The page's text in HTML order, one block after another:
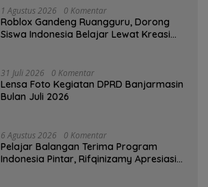
1 Agustus 2026 0 Komentar
Roblox Gandeng Ruangguru, Dorong
Siswa Indonesia Belajar Lewat Kreasi
31 Juli 2026 0 Komentar
Lensa Foto Kegiatan DPRD Banjarmasin
Bulan Juli 2026
6 Agustus 2026 0 Komentar
Pelajar Balangan Terima Program
Indonesia Pintar, Rifqinizamy Apresiasi